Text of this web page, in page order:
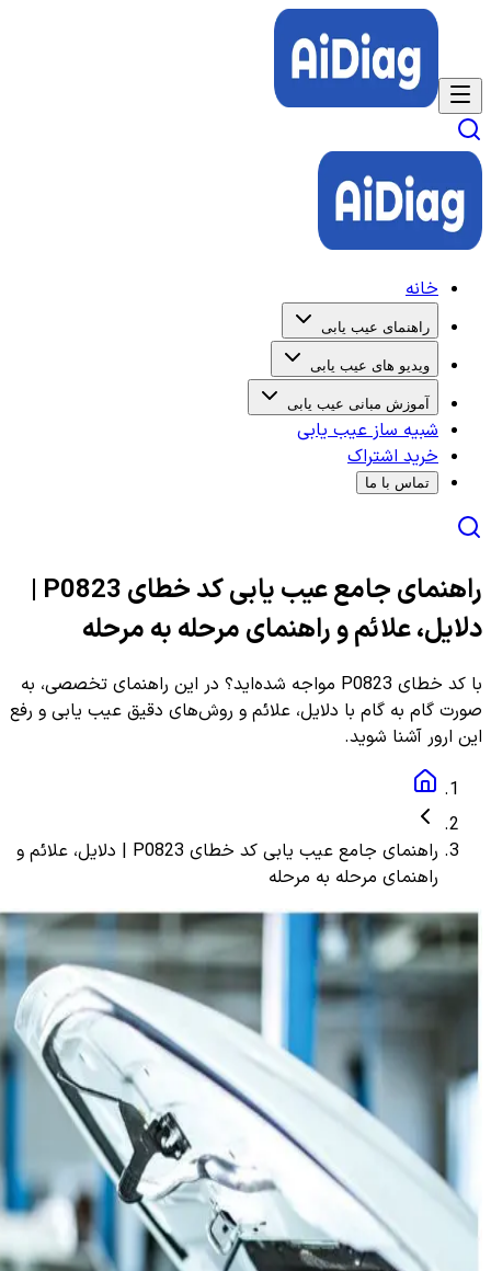
خانه
راهنمای عیب یابی
ویدیو های عیب یابی
آموزش مبانی عیب یابی
شبیه ساز عیب یابی
خرید اشتراک
تماس با ما
راهنمای جامع عیب یابی کد خطای P0823 |
دلایل، علائم و راهنمای مرحله به مرحله
با کد خطای P0823 مواجه شده‌اید؟ در این راهنمای تخصصی، به
صورت گام به گام با دلایل، علائم و روش‌های دقیق عیب یابی و رفع
این ارور آشنا شوید.
راهنمای جامع عیب یابی کد خطای P0823 | دلایل، علائم و
راهنمای مرحله به مرحله